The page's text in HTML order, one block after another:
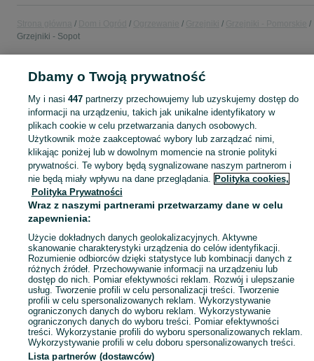
Grzejniki - Sopot
POLSKA » POMORSKIE » SOPOT
KATEGORIA
Zobacz
Mapa kategorii
Mapa miejscowości
Mapa ministron
Popularne wyszukiwania
Dbamy o Twoją prywatność
My i nasi 447partnerzy przechowujemy lub uzyskujemy dostęp do
informacji na urządzeniu, takich jak unikalne identyfikatory w
plikach cookie w celu przetwarzania danych osobowych.
Użytkownik może zaakceptować wybory lub zarządzać nimi,
klikając poniżej lub w dowolnym momencie na stronie polityki
prywatności. Te wybory będą sygnalizowane naszym partnerom i
nie będą miały wpływu na dane przeglądania. Polityka cookies,
Polityka Prywatności
Wraz z naszymi partnerami przetwarzamy dane w celu
zapewnienia:
Użycie dokładnych danych geolokalizacyjnych. Aktywne
skanowanie charakterystyki urządzenia do celów identyfikacji.
Rozumienie odbiorców dzięki statystyce lub kombinacji danych z
różnych źródeł. Przechowywanie informacji na urządzeniu lub
dostęp do nich. Pomiar efektywności reklam. Rozwój i ulepszanie
usług. Tworzenie profili w celu personalizacji treści. Tworzenie
profili w celu spersonalizowanych reklam. Wykorzystywanie
ograniczonych danych do wyboru reklam. Wykorzystywanie
ograniczonych danych do wyboru treści. Pomiar efektywności
treści. Wykorzystanie profili do wyboru spersonalizowanych reklam.
Wykorzystywanie profili w celu doboru spersonalizowanych treści.
Lista partnerów (dostawców)